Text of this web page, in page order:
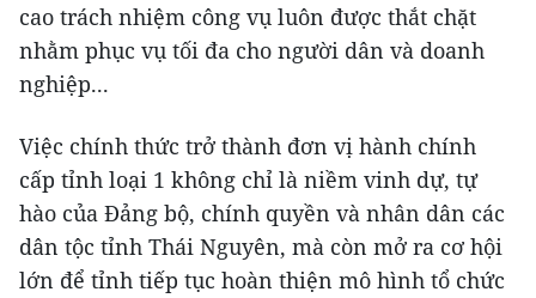
cao trách nhiệm công vụ luôn được thắt chặt
nhằm phục vụ tối đa cho người dân và doanh
nghiệp...
Việc chính thức trở thành đơn vị hành chính
cấp tỉnh loại 1 không chỉ là niềm vinh dự, tự
hào của Đảng bộ, chính quyền và nhân dân các
dân tộc tỉnh Thái Nguyên, mà còn mở ra cơ hội
lớn để tỉnh tiếp tục hoàn thiện mô hình tổ chức